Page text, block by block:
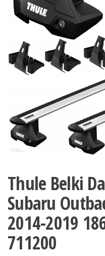
Thule Belki
Subaru
2014-2019
711200